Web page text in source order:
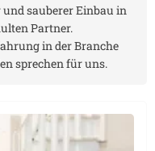
sauberer Einbau in
Partner.
in der Branche
sprechen für uns.